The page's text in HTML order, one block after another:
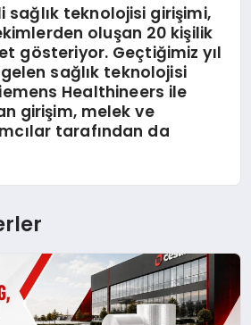
sağlık teknolojisi girişimi,
oluşan 20 kişilik
gösteriyor. Geçtiğimiz yıl
sağlık teknolojisi
Healthineers ile
girişim, melek ve
tarafından da